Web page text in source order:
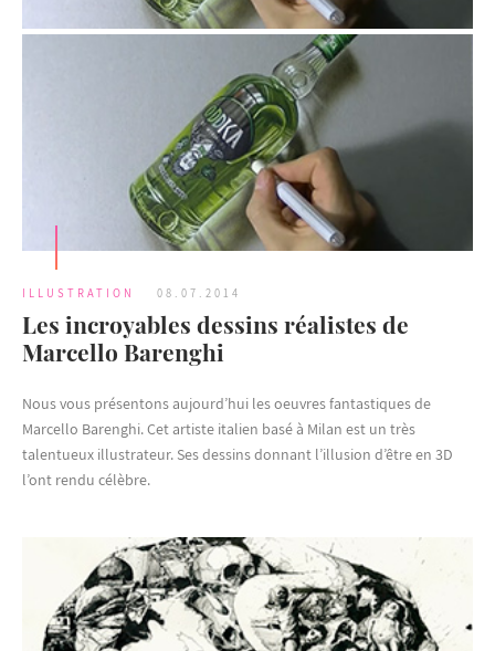
ILLUSTRATION 08.07.2014
Les incroyables dessins réalistes de
Marcello Barenghi
Nous vous présentons aujourd’hui les oeuvres fantastiques de
Marcello Barenghi. Cet artiste italien basé à Milan est un très
talentueux illustrateur. Ses dessins donnant l’illusion d’être en 3D
l’ont rendu célèbre.